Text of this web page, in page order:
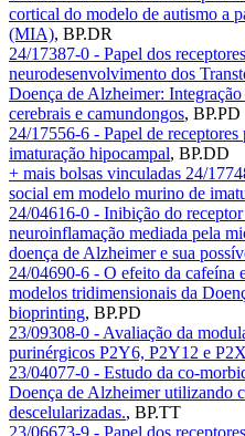
cortical do modelo de autismo a
(MIA), BP.DR
24/17387-0 - Papel dos
neurodesenvolvimento dos
Doença de Alzheimer:
cerebrais e camundongos, BP.PD
24/17556-6 - Papel de
imaturação hipocampal, BP.DD
+ mais bolsas vinculadas 24/
social em modelo murino de
24/04616-0 - Inibição do
neuroinflamação mediada pela
doença de Alzheimer e sua
24/04690-6 - O efeito da cafeína
modelos tridimensionais da
bioprinting, BP.PD
23/09308-0 - Avaliação da
purinérgicos P2Y6, P2Y12 e
23/04077-0 - Estudo da co-
Doença de Alzheimer utilizando
descelularizadas., BP.TT
23/06673-9 - Papel dos